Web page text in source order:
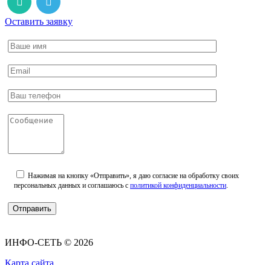
Оставить заявку
Нажимая на кнопку «Отправить», я даю согласие на обработку своих
персональных данных и соглашаюсь с политикой конфиденциальности.
ИНФО-СЕТЬ © 2026